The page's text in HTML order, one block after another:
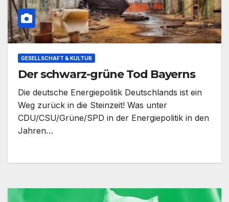
GESELLSCHAFT & KULTUR
Der schwarz-grüne Tod Bayerns
Die deutsche Energiepolitik Deutschlands ist ein
Weg zurück in die Steinzeit! Was unter
CDU/CSU/Grüne/SPD in der Energiepolitik in den
Jahren…